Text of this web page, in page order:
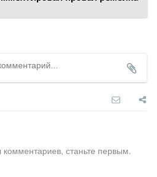
станьте первым.